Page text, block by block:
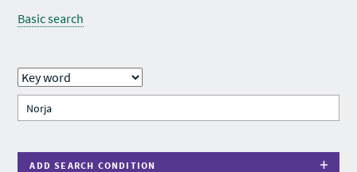
Basic search
ADD SEARCH CONDITION